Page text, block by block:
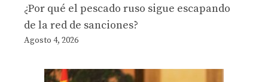
¿Por qué el pescado ruso sigue escapando
de la red de sanciones?
Agosto 4, 2026